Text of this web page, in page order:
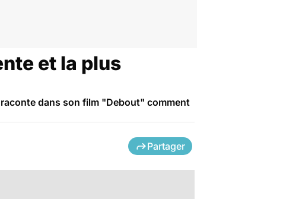
et la plus
dans son film "Debout" comment
Partager